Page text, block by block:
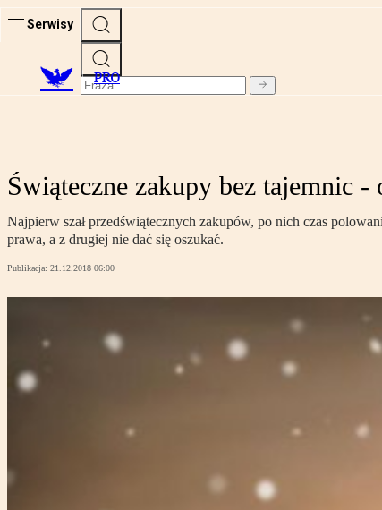
Serwisy
PRO
Świąteczne zakupy bez tajemnic
Najpierw szał przedświątecznych zakupów, po nich czas
prawa, a z drugiej nie dać się oszukać.
Publikacja: 21.12.2018 06:00